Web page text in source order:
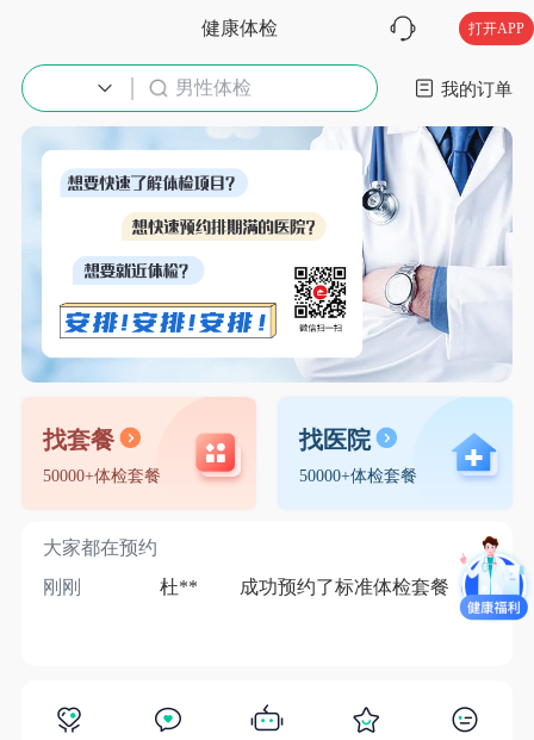
健康体检 打开APP
男性体检 入职体检 我的订单
找套餐
50000+体检套餐
找医院
50000+体检套餐
大家都在预约
刚刚
杜** 成功预约了标准体检套餐（男） 1分